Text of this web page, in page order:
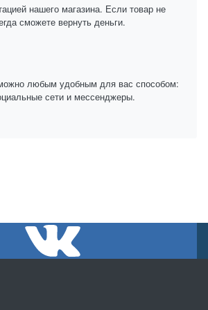
нашего магазина. Если товар не
сможете вернуть деньги.
любым удобным для вас способом:
сети и мессенджеры.